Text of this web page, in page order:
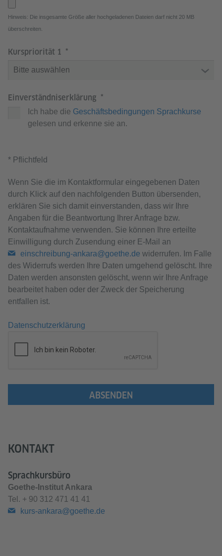
Hinweis: Die insgesamte Größe aller hochgeladenen Dateien darf nicht 20 MB
überschreiten.
Kurspriorität 1
Einverständniserklärung
Ich habe die Geschäftsbedingungen Sprachkurse
gelesen und erkenne sie an.
* Pflichtfeld
Wenn Sie die im Kontaktformular eingegebenen Daten
durch Klick auf den nachfolgenden Button übersenden,
erklären Sie sich damit einverstanden, dass wir Ihre
Angaben für die Beantwortung Ihrer Anfrage bzw.
Kontaktaufnahme verwenden. Sie können Ihre erteilte
Einwilligung durch Zusendung einer E-Mail an
einschreibung-ankara@goethe.de widerrufen. Im Falle
des Widerrufs werden Ihre Daten umgehend gelöscht. Ihre
Daten werden ansonsten gelöscht, wenn wir Ihre Anfrage
bearbeitet haben oder der Zweck der Speicherung
entfallen ist.
Datenschutzerklärung
ABSENDEN
KONTAKT
Sprachkursbüro
Goethe-Institut Ankara
Tel. + 90 312 471 41 41
kurs-ankara@goethe.de